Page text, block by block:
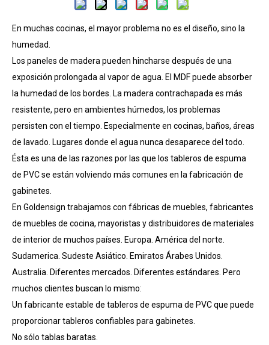
En muchas cocinas, el mayor problema no es el diseño, sino la
humedad.
Los paneles de madera pueden hincharse después de una
exposición prolongada al vapor de agua. El MDF puede absorber
la humedad de los bordes. La madera contrachapada es más
resistente, pero en ambientes húmedos, los problemas
persisten con el tiempo. Especialmente en cocinas, baños, áreas
de lavado. Lugares donde el agua nunca desaparece del todo.
Ésta es una de las razones por las que los tableros de espuma
de PVC se están volviendo más comunes en la fabricación de
gabinetes.
En Goldensign trabajamos con fábricas de muebles, fabricantes
de muebles de cocina, mayoristas y distribuidores de materiales
de interior de muchos países. Europa. América del norte.
Sudamerica. Sudeste Asiático. Emiratos Árabes Unidos.
Australia. Diferentes mercados. Diferentes estándares. Pero
muchos clientes buscan lo mismo:
Un fabricante estable de tableros de espuma de PVC que puede
proporcionar tableros confiables para gabinetes.
No sólo tablas baratas.